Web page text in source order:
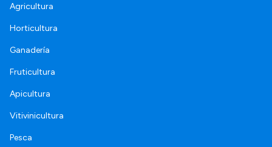
Agricultura
Horticultura
Ganadería
Fruticultura
Apicultura
Vitivinicultura
Pesca